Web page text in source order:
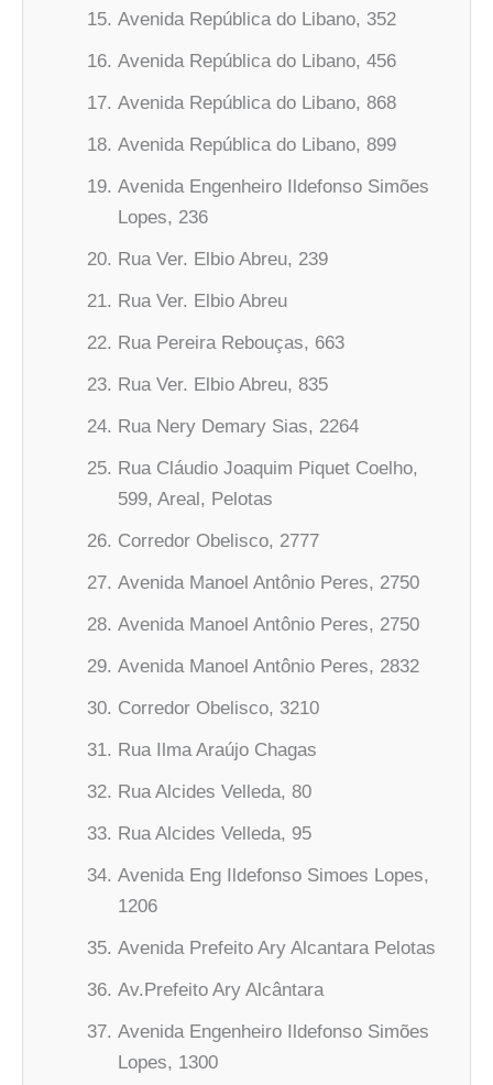
Avenida República do Libano, 352
Avenida República do Libano, 456
Avenida República do Libano, 868
Avenida República do Libano, 899
Avenida Engenheiro Ildefonso Simões
Lopes, 236
Rua Ver. Elbio Abreu, 239
Rua Ver. Elbio Abreu
Rua Pereira Rebouças, 663
Rua Ver. Elbio Abreu, 835
Rua Nery Demary Sias, 2264
Rua Cláudio Joaquim Piquet Coelho,
599, Areal, Pelotas
Corredor Obelisco, 2777
Avenida Manoel Antônio Peres, 2750
Avenida Manoel Antônio Peres, 2750
Avenida Manoel Antônio Peres, 2832
Corredor Obelisco, 3210
Rua Ilma Araújo Chagas
Rua Alcides Velleda, 80
Rua Alcides Velleda, 95
Avenida Eng Ildefonso Simoes Lopes,
1206
Avenida Prefeito Ary Alcantara Pelotas
Av.Prefeito Ary Alcântara
Avenida Engenheiro Ildefonso Simões
Lopes, 1300